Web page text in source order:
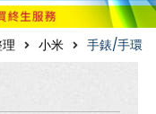
小米 手錶/手環